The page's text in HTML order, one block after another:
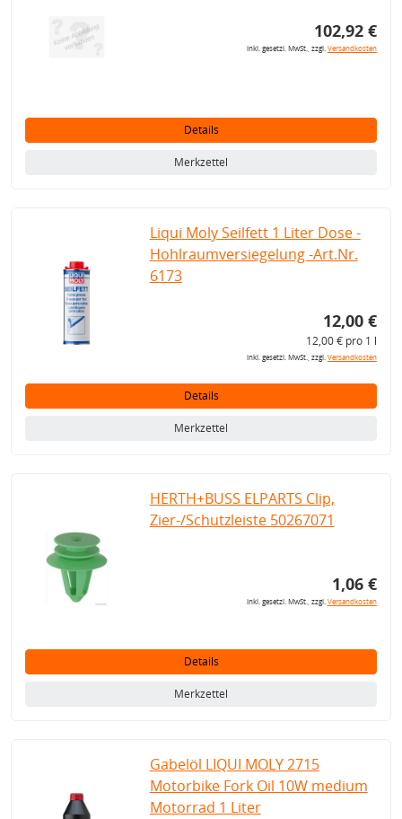
102,92 €
inkl. gesetzl. MwSt., zzgl.Versandkosten
Details
Merkzettel
Liqui Moly Seilfett 1 Liter Dose -
Hohlraumversiegelung -Art.Nr.
6173
12,00 €
12,00 € pro 1 l
inkl. gesetzl. MwSt., zzgl.Versandkosten
Details
Merkzettel
HERTH+BUSS ELPARTS Clip,
Zier-/Schutzleiste 50267071
1,06 €
inkl. gesetzl. MwSt., zzgl.Versandkosten
Details
Merkzettel
Gabelöl LIQUI MOLY 2715
Motorbike Fork Oil 10W medium
Motorrad 1 Liter